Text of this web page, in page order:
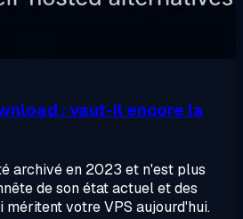
: vaut-il encore la
archivé en 2023 et n'est plus
de son état actuel et des
votre VPS aujourd'hui.